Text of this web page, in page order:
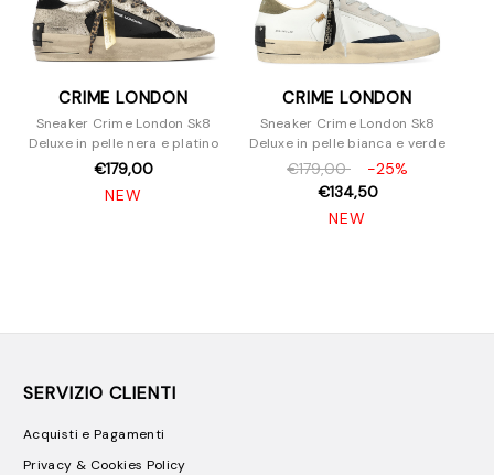
CRIME LONDON
Sneaker Crime London Sk8
Deluxe in pelle nera e platino
€179,00
NEW
CRIME LONDON
Sneaker Crime London Sk8
Deluxe in pelle bianca e verde
€179,00
-25%
€134,50
NEW
SERVIZIO CLIENTI
Acquisti e Pagamenti
Privacy & Cookies Policy